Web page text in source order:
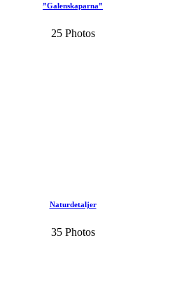
”Galenskaparna”
25 Photos
Naturdetaljer
35 Photos